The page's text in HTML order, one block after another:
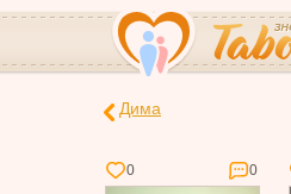
Дима
0 0